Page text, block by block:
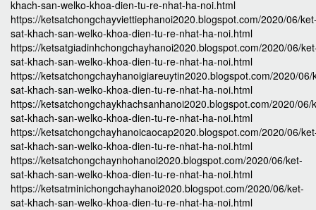
khach-san-welko-khoa-dien-tu-re-nhat-ha-noi.html
https://ketsatchongchayviettiephanoi2020.blogspot.com/2020/06/
sat-khach-san-welko-khoa-dien-tu-re-nhat-ha-noi.html
https://ketsatgiadinhchongchayhanoi2020.blogspot.com/2020/06/
sat-khach-san-welko-khoa-dien-tu-re-nhat-ha-noi.html
https://ketsatchongchayhanoigiareuytin2020.blogspot.com/2020/06/
sat-khach-san-welko-khoa-dien-tu-re-nhat-ha-noi.html
https://ketsatchongchaykhachsanhanoi2020.blogspot.com/2020/06/
sat-khach-san-welko-khoa-dien-tu-re-nhat-ha-noi.html
https://ketsatchongchayhanoicaocap2020.blogspot.com/2020/06/
sat-khach-san-welko-khoa-dien-tu-re-nhat-ha-noi.html
https://ketsatchongchaynhohanoi2020.blogspot.com/2020/06/ket-
sat-khach-san-welko-khoa-dien-tu-re-nhat-ha-noi.html
https://ketsatminichongchayhanoi2020.blogspot.com/2020/06/ket-
sat-khach-san-welko-khoa-dien-tu-re-nhat-ha-noi.html